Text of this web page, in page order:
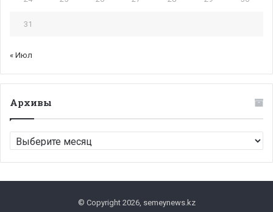
31
« Июл
Архивы
Архивы
© Copyright 2026, semeynews.kz